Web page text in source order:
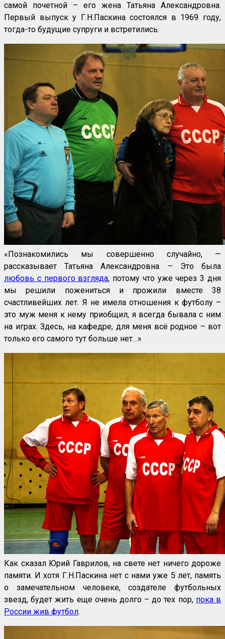
самой почетной – его жена Татьяна Александровна.
Первый выпуск у Г.Н.Паскина состоялся в 1969 году,
тогда-то будущие супруги и встретились.
«Познакомились мы совершенно случайно, —
рассказывает Татьяна Александровна. – Это была
любовь с первого взгляда, потому что уже через 3 дня
мы решили пожениться и прожили вместе 38
счастливейших лет. Я не имела отношения к футболу –
это муж меня к нему приобщил, я всегда бывала с ним
на играх. Здесь, на кафедре, для меня всё родное – вот
только его самого тут больше нет…»
Как сказал Юрий Гаврилов, на свете нет ничего дороже
памяти. И хотя Г.Н.Паскина нет с нами уже 5 лет, память
о замечательном человеке, создателе футбольных
звезд, будет жить еще очень долго – до тех пор, пока в
России жив футбол.